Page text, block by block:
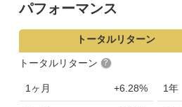
パフォーマンス
トータルリターン
トータルリターン
1ヶ月 +6.28% 1年